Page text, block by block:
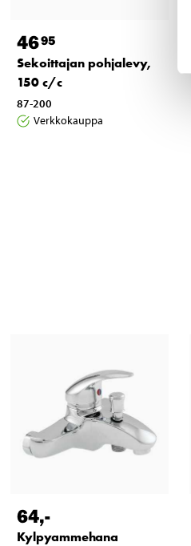
4695
Sekoittajan pohjalevy,
150 c/c
87-200
Verkkokauppa
64,-
Kylpyammehana